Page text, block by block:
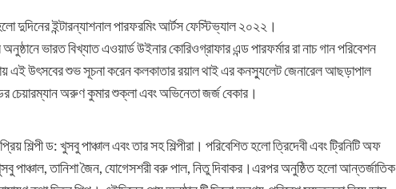
দুদিনের ইন্টারন্যাশনাল পারফরমিং আর্টস ফেস্টিভ্যাল ২০২২।
ভারত বিখ্যাত এওয়ার্ড উইনার কোরিওগ্রাফার এন্ড পারফর্মার রা নাচ গান পরিবেশন
এই উৎসবের শুভ সূচনা করেন কলকাতার রয়াল থাই এর কনস্যুলেট জেনারেল আছড়াপাল
চেয়ারম্যান অরুণ কুমার শুক্লা এবং অভিনেতা জর্জ বেকার।
ড: খুসবু পাঞ্চাল এবং তার সহ শিল্পীরা। পরিবেশিত হলো ত্রিদেবী এবং ট্রিনিটি অফ
পাঞ্চাল, তানিশা জৈন, যোগেসশরী বরু পাল, নিতু দিবাকর।এরপর অনুষ্ঠিত হলো আন্তর্জাতিক